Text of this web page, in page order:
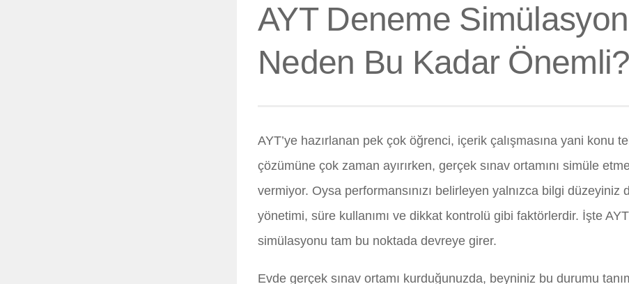
AYT Deneme
Neden Bu Kadar Önemli?
AYT’ye hazırlanan pek çok öğrenci, içerik çalışmasına yani konu
çözümüne çok zaman ayırırken, gerçek sınav ortamını simüle
vermiyor. Oysa performansınızı belirleyen yalnızca bilgi düzeyiniz
yönetimi, süre kullanımı ve dikkat kontrolü gibi faktörlerdir. İşte
simülasyonu tam bu noktada devreye girer.
Evde gerçek sınav ortamı kurduğunuzda, beyniniz bu durumu